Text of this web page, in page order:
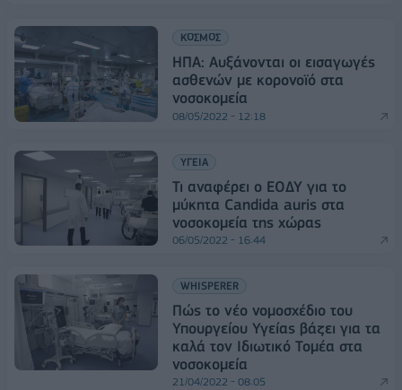
ΚΟΣΜΟΣ
ΗΠΑ: Αυξάνονται οι εισαγωγές
ασθενών με κορονοϊό στα
νοσοκομεία
08/05/2022 - 12:18
ΥΓΕΙΑ
Τι αναφέρει ο ΕΟΔΥ για το
μύκητα Candida auris στα
νοσοκομεία της χώρας
06/05/2022 - 16:44
WHISPERER
Πώς το νέο νομοσχέδιο του
Υπουργείου Υγείας βάζει για τα
καλά τον Ιδιωτικό Τομέα στα
νοσοκομεία
21/04/2022 - 08:05